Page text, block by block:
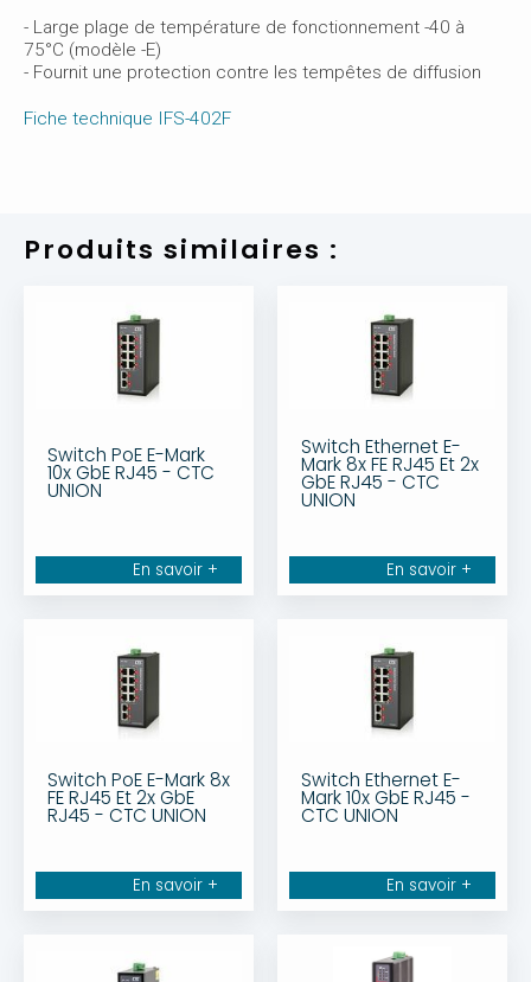
- Large plage de température de fonctionnement -40 à
75°C (modèle -E)
- Fournit une protection contre les tempêtes de diffusion
Fiche technique IFS-402F
Produits similaires :
Switch PoE E-Mark
10x GbE RJ45 - CTC
UNION
En savoir +
Switch Ethernet E-
Mark 8x FE RJ45 Et 2x
GbE RJ45 - CTC
UNION
En savoir +
Switch PoE E-Mark 8x
FE RJ45 Et 2x GbE
RJ45 - CTC UNION
En savoir +
Switch Ethernet E-
Mark 10x GbE RJ45 -
CTC UNION
En savoir +